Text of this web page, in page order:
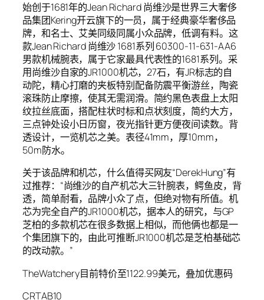
始创于1681年的Jean Richard 尚维沙是世界三大奢侈
品集团Kering开云旗下的一员，属于经典豪华奢侈品
牌，和名士、艾美同级同属小众品牌，低调有料。这
款Jean Richard 尚维沙 1681系列 60300-11-631-AA6
男款机械腕表，属于它家最具代表性的1681系列。采
用尚维沙自家的JR1000机芯，27石，有JR标志的自
动陀，精心打磨的夹板特别配备防震平衡游丝，陶瓷
滚珠防止摩擦，使其无需润滑。简约黑色表盘上太阳
纹拉丝底面，搭配柱状时标和点状刻度，简约大方，
三点钟处设小日历窗，夜光指针更方便夜间读数。背
透设计，一览机芯之美。表径41mm，厚10mm，
50m防水。
关于该品牌和机芯，什么值得买网友“DerekHung”有
过推荐：“尚维沙的自产机芯大三针腕表，鳄鱼皮，背
透，简单耐看，品牌小众了点，但绝对物有所值。机
芯为完全自产的JR1000机芯，据本人的研究，与GP
芝柏的多款机芯在很多数据上相似，而他俩也都是一
个集团旗下的，由此可推断JR1000机芯是芝柏基础芯
的改动款。”
TheWatchery目前特价至1122.99美元，叠加优惠码
CRTAB10